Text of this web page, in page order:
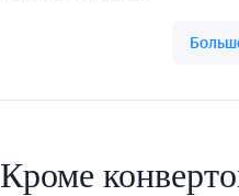
Кроме